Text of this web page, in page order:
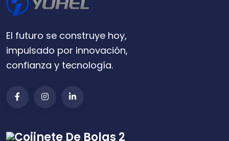
El futuro se construye hoy,
impulsado por innovación,
confianza y tecnología.